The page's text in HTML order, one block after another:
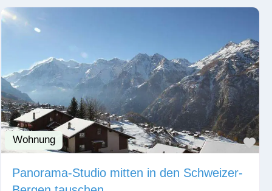
Wohnung
Panorama-Studio mitten in den Schweizer-